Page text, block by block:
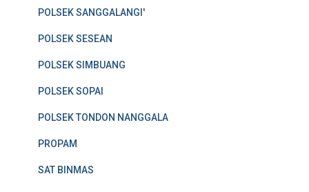
POLSEK SANGGALANGI'
POLSEK SESEAN
POLSEK SIMBUANG
POLSEK SOPAI
POLSEK TONDON NANGGALA
PROPAM
SAT BINMAS